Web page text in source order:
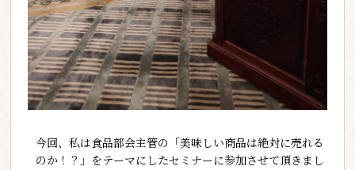
今回、私は食品部会主管の「美味しい商品は絶対に売れる
のか！？」をテーマにしたセミナーに参加させて頂きまし